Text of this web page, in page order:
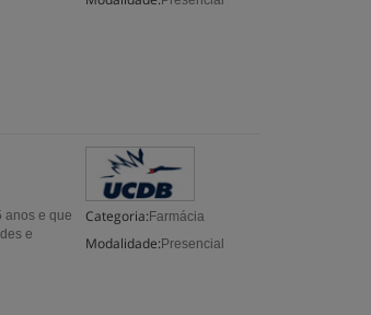
Categoria: Farmácia
Modalidade: Presencial
anos e que
e